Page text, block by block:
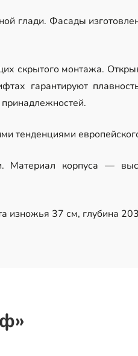
глади. Фасады
скрытого монтажа.
гарантируют
тенденциями
Материал корпуса —
изножья 37 см, глубина